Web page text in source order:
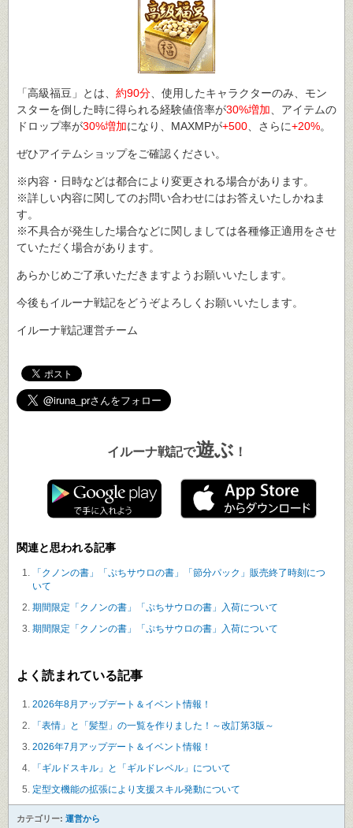
「高級福豆」とは、 約90分 、使用したキャラクターのみ、モン
スターを倒した時に得られる経験値倍率が30%増加 、アイテムの
ドロップ率が30%増加になり、MAXMPが+500 、さらに+20%。
ぜひアイテムショップをご確認ください。
※内容・日時などは都合により変更される場合があります。
※詳しい内容に関してのお問い合わせにはお答えいたしかねま
す。
※不具合が発生した場合などに関しましては各種修正適用をさせ
ていただく場合があります。
あらかじめご了承いただきますようお願いいたします。
今後もイルーナ戦記をどうぞよろしくお願いいたします。
イルーナ戦記運営チーム
イルーナ戦記で遊ぶ ！
関連と思われる記事
「クノンの書」「ぷちサウロの書」「節分パック」販売終了時刻につ
いて
期間限定「クノンの書」「ぷちサウロの書」入荷について
期間限定「クノンの書」「ぷちサウロの書」入荷について
よく読まれている記事
2026年8月アップデート＆イベント情報！
「表情」と「髪型」の一覧を作りました！～改訂第3版～
2026年7月アップデート＆イベント情報！
「ギルドスキル」と「ギルドレベル」について
定型文機能の拡張により支援スキル発動について
カテゴリー: 運営から